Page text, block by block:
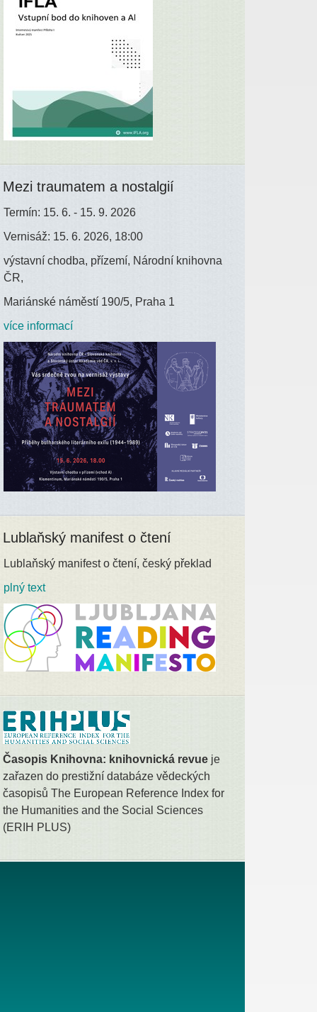
Mezi traumatem a nostalgií
Termín: 15. 6. - 15. 9. 2026
Vernisáž: 15. 6. 2026, 18:00
výstavní chodba, přízemí, Národní knihovna
ČR,
Mariánské náměstí 190/5, Praha 1
více informací
Lublaňský manifest o čtení
Lublaňský manifest o čtení, český překlad
plný text
Časopis Knihovna: knihovnická revue je
zařazen do prestižní databáze vědeckých
časopisů The European Reference Index for
the Humanities and the Social Sciences
(ERIH PLUS)